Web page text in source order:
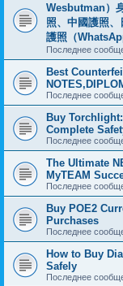
Wesbutman）
照、中國護照
護照（
Последнее
Best
Последнее
Buy
Complete
Последнее
The Ultimate
MyTEAM
Последнее
Buy POE2
Purchases
Последнее
How to Buy
Safely
Последнее